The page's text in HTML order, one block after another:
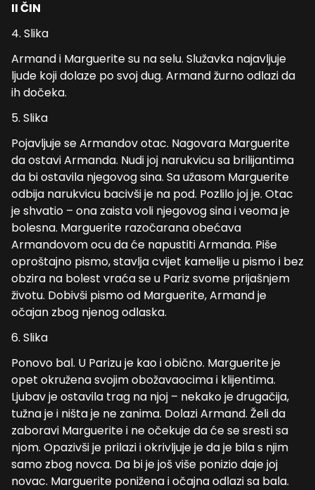
II ČIN
4. Slika
Armand i Marguerite su na selu. Služavka najavljuje
ljude koji dolaze po svoj dug. Armand žurno odlazi da
ih dočeka.
5. Slika
Pojavljuje se Armandov otac. Nagovara Marguerite
da ostavi Armanda. Nudi joj narukvicu sa brilijantima
da bi ostavila njegovog sina. Sa užasom Marguerite
odbija narukvicu bacivši je na pod. Pozlilo joj je. Otac
je shvatio – ona zaista voli njegovog sina i veoma je
bolesna. Marguerite razočarana obećava
Armandovom ocu da će napustiti Armanda. Piše
oproštajno pismo, stavlja cvijet kamelije u pismo i bez
obzira na bolest vraća se u Pariz svome prijašnjem
životu. Dobivši pismo od Marguerite, Armand je
očajan zbog njenog odlaska.
6. Slika
Ponovo bal. U Parizu je kao i obično. Marguerite je
opet okružena svojim obožavaocima i klijentima.
Ljubav je ostavila trag na njoj – nekako je drugačija,
tužna je i ništa je ne zanima. Dolazi Armand. Želi da
zaboravi Marguerite i ne očekuje da će se sresti sa
njom. Opazivši je prilazi i okrivljuje je da je bila s njim
samo zbog novca. Da bi je još više ponizio daje joj
novac. Marguerite ponižena i očajna odlazi sa bala.